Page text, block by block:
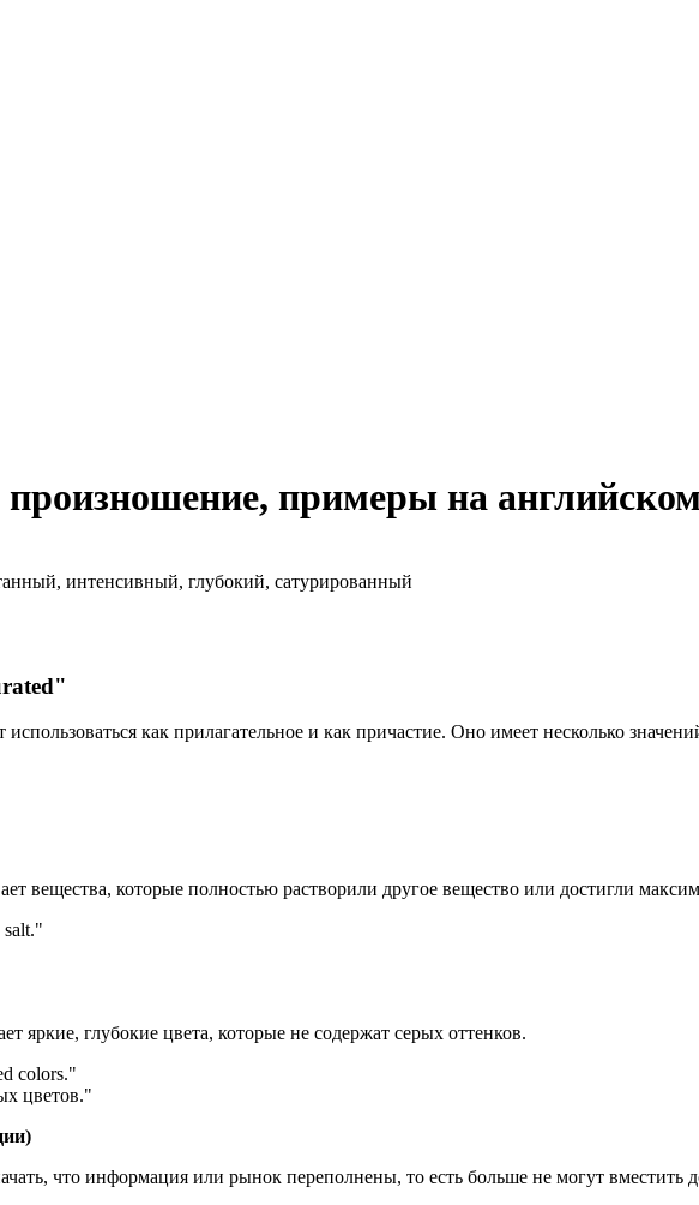
примеры на английском
интенсивный, глубокий, сатурированный
как прилагательное и как причастие. Оно имеет несколько
вещества, которые полностью растворили другое вещество или достигли
"
яркие, глубокие цвета, которые не содержат серых оттенков.
colors."
цветов."
что информация или рынок переполнены, то есть больше не могут вместить